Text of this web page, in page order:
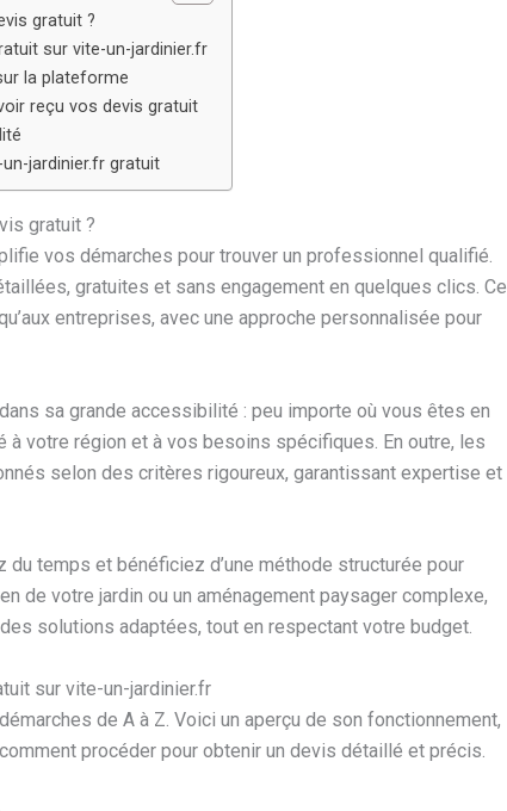
gratuit ?
sur vite-un-jardinier.fr
la plateforme
reçu vos devis gratuit
jardinier.fr gratuit
gratuit ?
vos démarches pour trouver un professionnel qualifié.
gratuites et sans engagement en quelques clics. Ce
entreprises, avec une approche personnalisée pour
sa grande accessibilité : peu importe où vous êtes en
votre région et à vos besoins spécifiques. En outre, les
selon des critères rigoureux, garantissant expertise et
du temps et bénéficiez d’une méthode structurée pour
de votre jardin ou un aménagement paysager complexe,
solutions adaptées, tout en respectant votre budget.
sur vite-un-jardinier.fr
de A à Z. Voici un aperçu de son fonctionnement,
procéder pour obtenir un devis détaillé et précis.